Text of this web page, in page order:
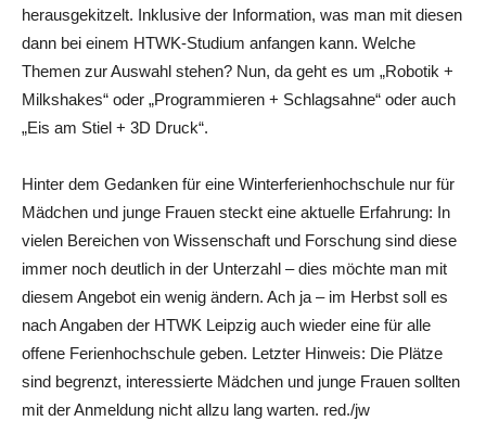
herausgekitzelt. Inklusive der Information, was man mit diesen
dann bei einem HTWK-Studium anfangen kann. Welche
Themen zur Auswahl stehen? Nun, da geht es um „Robotik +
Milkshakes“ oder „Programmieren + Schlagsahne“ oder auch
„Eis am Stiel + 3D Druck“.
Hinter dem Gedanken für eine Winterferienhochschule nur für
Mädchen und junge Frauen steckt eine aktuelle Erfahrung: In
vielen Bereichen von Wissenschaft und Forschung sind diese
immer noch deutlich in der Unterzahl – dies möchte man mit
diesem Angebot ein wenig ändern. Ach ja – im Herbst soll es
nach Angaben der HTWK Leipzig auch wieder eine für alle
offene Ferienhochschule geben. Letzter Hinweis: Die Plätze
sind begrenzt, interessierte Mädchen und junge Frauen sollten
mit der Anmeldung nicht allzu lang warten. red./jw